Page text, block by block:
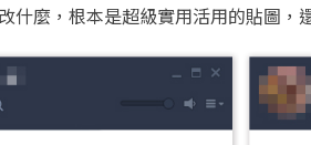
什麼，根本是超級實用活用的貼圖，